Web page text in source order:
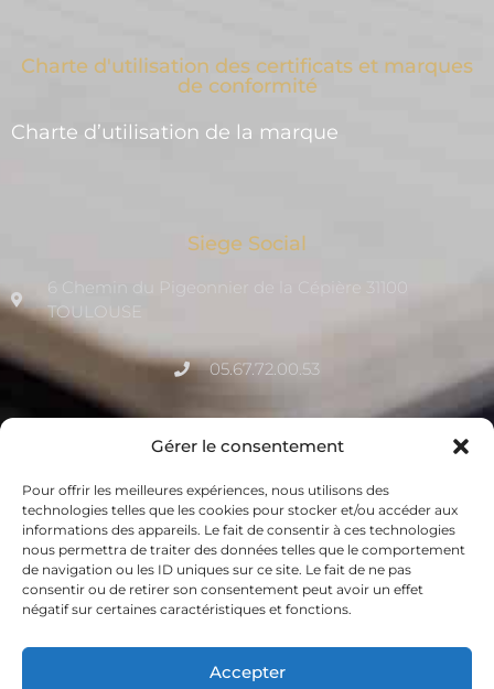
Gérer le consentement
Pour offrir les meilleures expériences, nous utilisons des
technologies telles que les cookies pour stocker et/ou accéder aux
informations des appareils. Le fait de consentir à ces technologies
nous permettra de traiter des données telles que le comportement
de navigation ou les ID uniques sur ce site. Le fait de ne pas
consentir ou de retirer son consentement peut avoir un effet
négatif sur certaines caractéristiques et fonctions.
Accepter
Charte d'utilisation des certificats et marques
de conformité
Charte d’utilisation de la marque
Siege Social
6 Chemin du Pigeonnier de la Cépière 31100
TOULOUSE
05.67.72.00.53
La Newsletter de Qualitia
Inscrivez vous à notre newsletter mensuelle pour suivre
toute l’actualité : webinaires, événements, dernières
nouvelles etc…